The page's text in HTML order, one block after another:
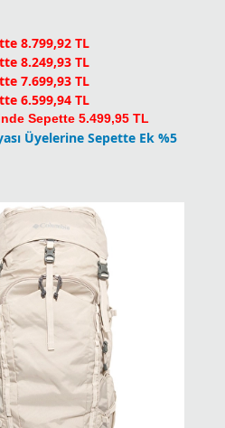
8.799,92 TL
8.249,93 TL
7.699,93 TL
6.599,94 TL
Sepette 5.499,95 TL
Üyelerine Sepette Ek %5